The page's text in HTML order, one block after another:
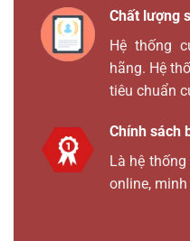
Chất lượng
Hệ thống
hãng. Hệ
tiêu chuẩn
Chính sách
Là hệ
online,